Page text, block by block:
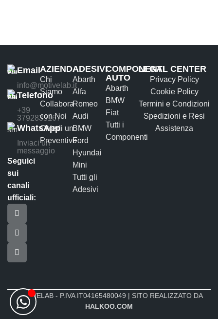
Email
info@motivelab.it
Telefono
+39
3792835167
WhatsApp
Inviaci un
messaggio
Seguici
sui
canali
ufficiali:
AZIENDA
Chi
Siamo
Collabora
con Noi
Chiedi un
Preventivo
ADESIVI
Abarth
Alfa
Romeo
Audi
BMW
Ford
Hyundai
Mini
Tutti gli
Adesivi
COMPONENTI
AUTO
Abarth
BMW
Fiat
Tutti i
Componenti
LEGAL CENTER
Privacy Policy
Cookie Policy
Termini e Condizioni
Spedizioni e Resi
Assistenza
MOTIVELAB - P.IVA IT04165480049 | SITO REALIZZATO DA
HALKOO.COM